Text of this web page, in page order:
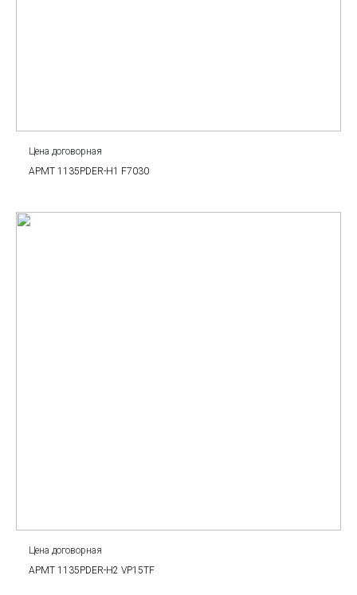
Цена договорная
APMT 1135PDER-H1 F7030
Цена договорная
APMT 1135PDER-H2 VP15TF